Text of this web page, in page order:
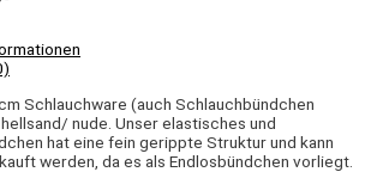
Schlauchware (auch Schlauchbündchen
nude. Unser elastisches und
hat eine fein gerippte Struktur und kann
werden, da es als Endlosbündchen vorliegt.